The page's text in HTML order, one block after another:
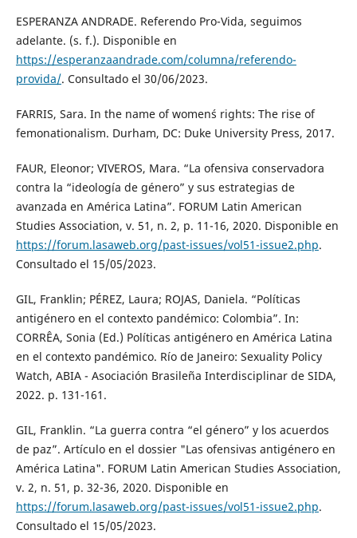
ESPERANZA ANDRADE. Referendo Pro-Vida, seguimos
adelante. (s. f.). Disponible en
https://esperanzaandrade.com/columna/referendo-
provida/. Consultado el 30/06/2023.
FARRIS, Sara. In the name of women´s rights: The rise of
femonationalism. Durham, DC: Duke University Press, 2017.
FAUR, Eleonor; VIVEROS, Mara. “La ofensiva conservadora
contra la “ideología de género” y sus estrategias de
avanzada en América Latina”. FORUM Latin American
Studies Association, v. 51, n. 2, p. 11-16, 2020. Disponible en
https://forum.lasaweb.org/past-issues/vol51-issue2.php.
Consultado el 15/05/2023.
GIL, Franklin; PÉREZ, Laura; ROJAS, Daniela. “Políticas
antigénero en el contexto pandémico: Colombia”. In:
CORRÊA, Sonia (Ed.) Políticas antigénero en América Latina
en el contexto pandémico. Río de Janeiro: Sexuality Policy
Watch, ABIA - Asociación Brasileña Interdisciplinar de SIDA,
2022. p. 131-161.
GIL, Franklin. “La guerra contra “el género” y los acuerdos
de paz”. Artículo en el dossier "Las ofensivas antigénero en
América Latina". FORUM Latin American Studies Association,
v. 2, n. 51, p. 32-36, 2020. Disponible en
https://forum.lasaweb.org/past-issues/vol51-issue2.php.
Consultado el 15/05/2023.